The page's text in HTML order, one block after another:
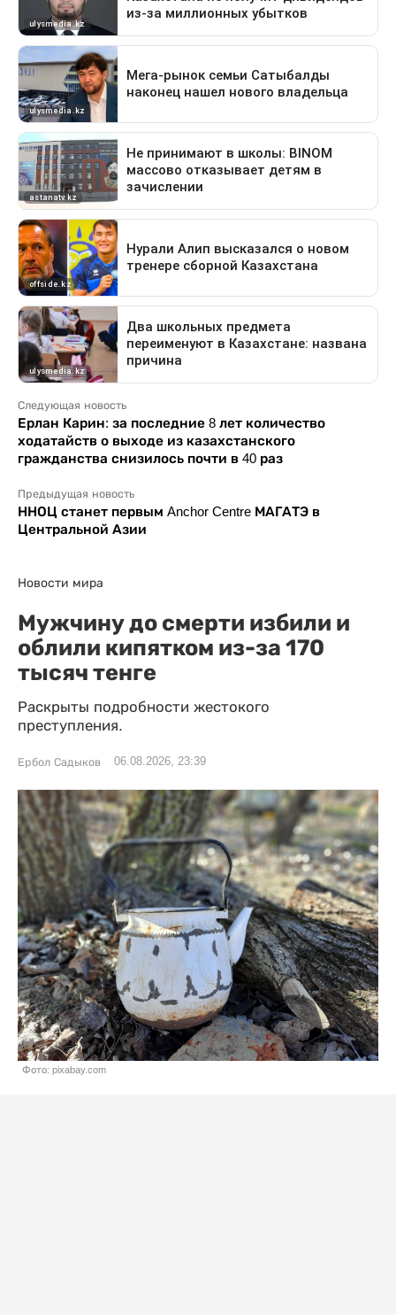
Следующая новость
Ерлан Карин: за последние 8 лет количество
ходатайств о выходе из казахстанского
гражданства снизилось почти в 40 раз
Предыдущая новость
ННОЦ станет первым Anchor Centre МАГАТЭ в
Центральной Азии
Новости мира
Мужчину до смерти избили и
облили кипятком из-за 170
тысяч тенге
Раскрыты подробности жестокого
преступления.
Ербол Садыков 06.08.2026, 23:39
Фото: pixabay.com